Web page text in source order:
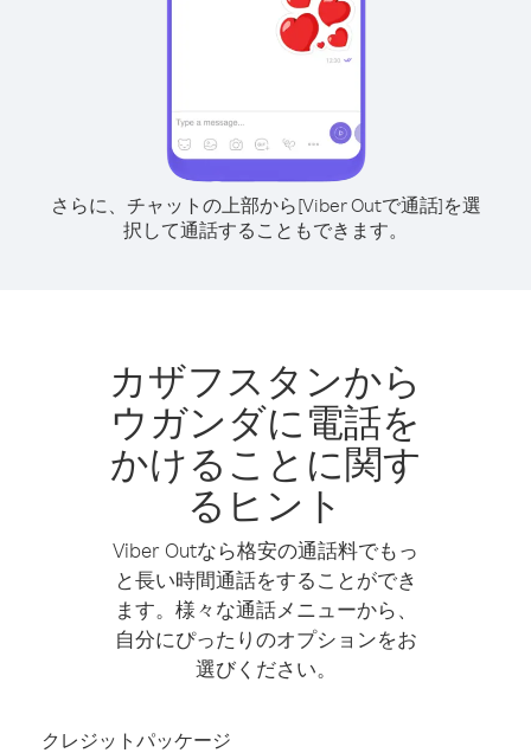
さらに、チャットの上部から[Viber Outで通話]を選
択して通話することもできます。
カザフスタンから
ウガンダに電話を
かけることに関す
るヒント
Viber Outなら格安の通話料でもっ
と長い時間通話をすることができ
ます。様々な通話メニューから、
自分にぴったりのオプションをお
選びください。
クレジットパッケージ